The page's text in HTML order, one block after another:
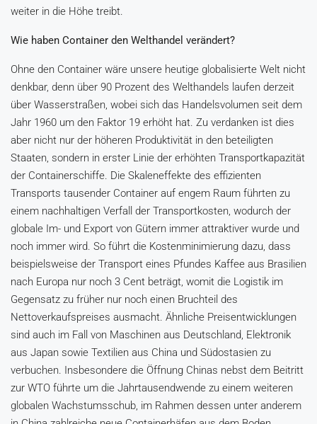
weiter in die Höhe treibt.
Wie haben Container den Welthandel verändert?
Ohne den Container wäre unsere heutige globalisierte Welt nicht
denkbar, denn über 90 Prozent des Welthandels laufen derzeit
über Wasserstraßen, wobei sich das Handelsvolumen seit dem
Jahr 1960 um den Faktor 19 erhöht hat. Zu verdanken ist dies
aber nicht nur der höheren Produktivität in den beteiligten
Staaten, sondern in erster Linie der erhöhten Transportkapazität
der Containerschiffe. Die Skaleneffekte des effizienten
Transports tausender Container auf engem Raum führten zu
einem nachhaltigen Verfall der Transportkosten, wodurch der
globale Im- und Export von Gütern immer attraktiver wurde und
noch immer wird. So führt die Kostenminimierung dazu, dass
beispielsweise der Transport eines Pfundes Kaffee aus Brasilien
nach Europa nur noch 3 Cent beträgt, womit die Logistik im
Gegensatz zu früher nur noch einen Bruchteil des
Nettoverkaufspreises ausmacht. Ähnliche Preisentwicklungen
sind auch im Fall von Maschinen aus Deutschland, Elektronik
aus Japan sowie Textilien aus China und Südostasien zu
verbuchen. Insbesondere die Öffnung Chinas nebst dem Beitritt
zur WTO führte um die Jahrtausendwende zu einem weiteren
globalen Wachstumsschub, im Rahmen dessen unter anderem